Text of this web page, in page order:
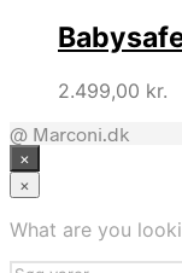
2.499,00 kr.
@ Marconi.dk
×
×
What are you